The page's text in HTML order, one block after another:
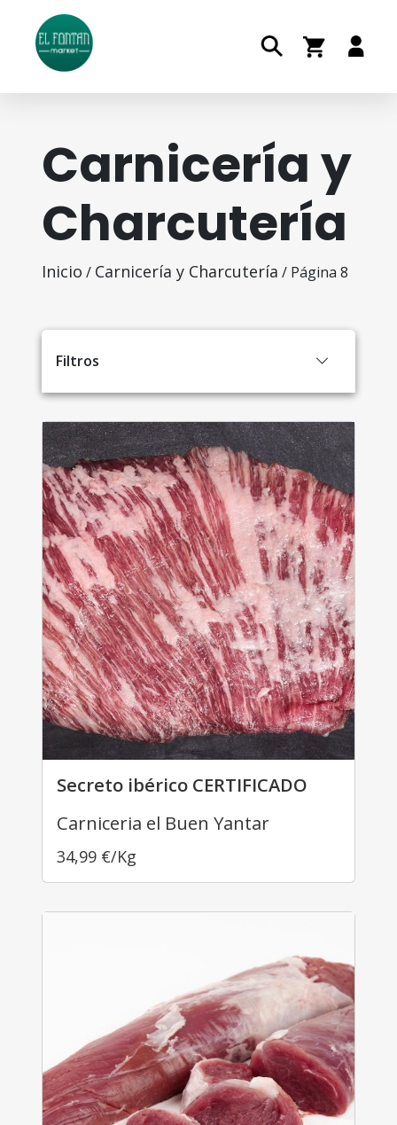
Carnicería y
Charcutería
Inicio / Carnicería y Charcutería / Página 8
Filtros
Secreto ibérico CERTIFICADO
Carniceria el Buen Yantar
34,99 €/Kg